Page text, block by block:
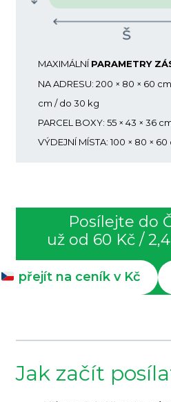
MAXIMÁLNÍ PARAMETRY
NA ADRESU: 200 × 80 × 60
cm / do 30 kg
PARCEL BOXY: 55 × 43 × 36
VÝDEJNÍ MÍSTA: 100 × 80 ×
Posílejte do
už od 60 Kč /
přejít na ceník v Kč
Jak začít